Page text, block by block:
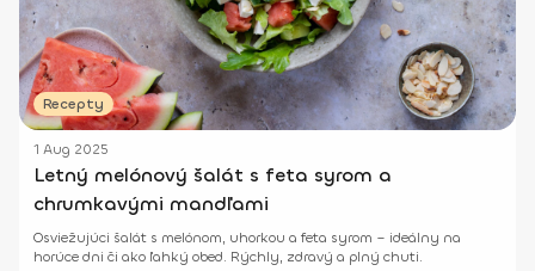
Recepty
1 Aug 2025
Letný melónový šalát s feta syrom a
chrumkavými mandľami
Osviežujúci šalát s melónom, uhorkou a feta syrom – ideálny na
horúce dni či ako ľahký obed. Rýchly, zdravý a plný chuti.